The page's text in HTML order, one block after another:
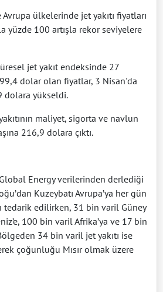
Avrupa ülkelerinde jet yakıtı fiyatları
yüzde 100 artışla rekor seviyelere
jet yakıt endeksinde 27
dolar olan fiyatlar, 3 Nisan'da
dolara yükseldi.
maliyet, sigorta ve navlun
216,9 dolara çıktı.
Energy verilerinden derlediği
Kuzeybatı Avrupa’ya her gün
tedarik edilirken, 31 bin varil Güney
100 bin varil Afrika’ya ve 17 bin
34 bin varil jet yakıtı ise
çoğunluğu Mısır olmak üzere